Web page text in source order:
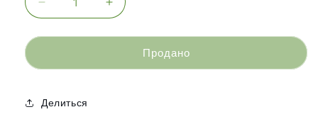
Уменьшить
количество
Giganterra
Керамический
Увеличить
количество
Giganterra
Керамический
Продано
Делиться